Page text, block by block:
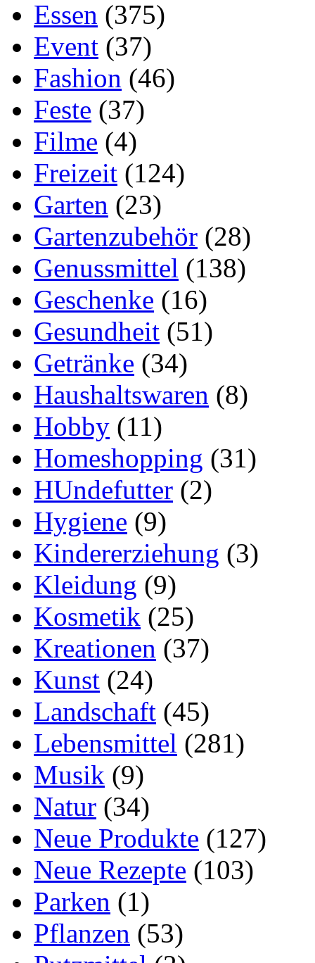
Essen (375)
Event (37)
Fashion (46)
Feste (37)
Filme (4)
Freizeit (124)
Garten (23)
Gartenzubehör (28)
Genussmittel (138)
Geschenke (16)
Gesundheit (51)
Getränke (34)
Haushaltswaren (8)
Hobby (11)
Homeshopping (31)
HUndefutter (2)
Hygiene (9)
Kindererziehung (3)
Kleidung (9)
Kosmetik (25)
Kreationen (37)
Kunst (24)
Landschaft (45)
Lebensmittel (281)
Musik (9)
Natur (34)
Neue Produkte (127)
Neue Rezepte (103)
Parken (1)
Pflanzen (53)